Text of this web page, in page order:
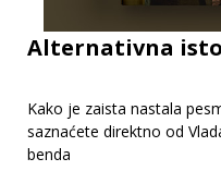
Alternativna
Kako je zaista nastala
saznaćete direktno od
benda